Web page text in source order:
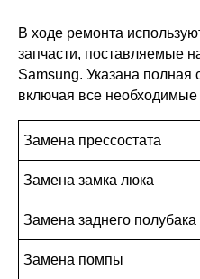
В ходе ремонта
запчасти, поставляемые
Samsung. Указана полная
включая все необходимые
Замена прессостата
Замена замка люка
Замена заднего полубака
Замена помпы